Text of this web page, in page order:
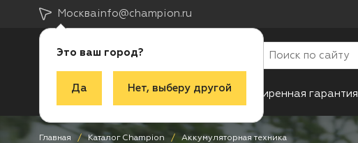
Москва
Это ваш город?
Да Нет, выберу другой
info@champion.ru
Каталог Акции Новинки Расширенная гарантия
Главная Каталог Champion Аккумуляторная техника